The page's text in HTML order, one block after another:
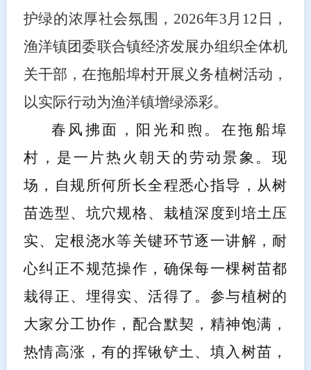
护绿的浓厚社会氛围，2026年3月12日，
渔洋镇团委联合镇经济发展办组织全体机
关干部，在拖船埠村开展义务植树活动，
以实际行动为渔洋镇增绿添彩。
春风拂面，阳光和煦。在拖船埠
村，是一片热火朝天的劳动景象。现
场，自规所何所长全程悉心指导，从树
苗选型、坑穴规格、栽植深度到培土压
实、定根浇水等关键环节逐一讲解，耐
心纠正不规范操作，确保每一棵树苗都
栽得正、埋得实、活得了。参与植树的
大家分工协作，配合默契，精神饱满，
热情高涨，有的挥锹铲土、填入树苗，